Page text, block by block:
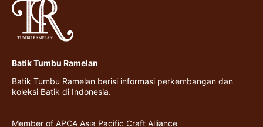
Batik Tumbu Ramelan
Batik Tumbu Ramelan berisi informasi perkembangan dan
koleksi Batik di Indonesia.
Member of APCA Asia Pacific Craft Alliance